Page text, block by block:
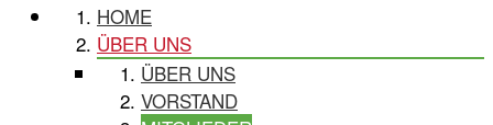
HOME
ÜBER UNS
ÜBER UNS
VORSTAND